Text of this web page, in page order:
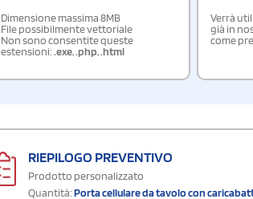
Dimensione massima 8MB
File possibilmente vettoriale
Non sono consentite queste
estensioni:.exe,.php,.html
Verrà
già in
come
RIEPILOGO PREVENTIVO
Prodotto personalizzato
Quantità:Porta cellulare da tavolo con